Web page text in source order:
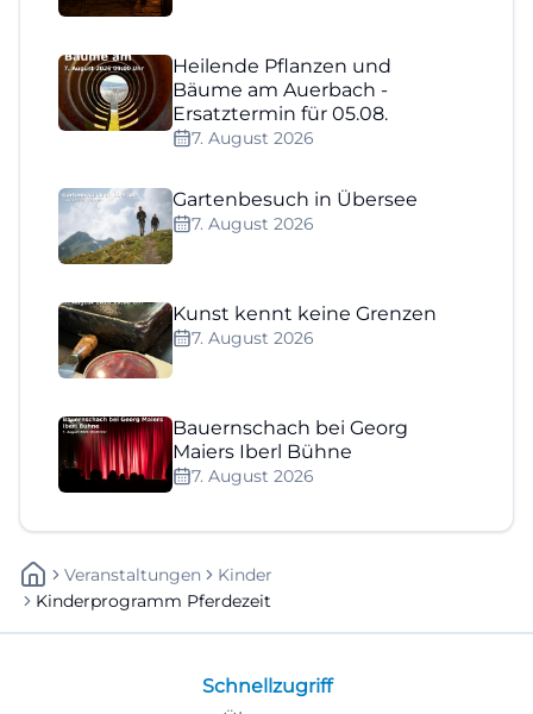
Heilende Pflanzen und
Bäume am Auerbach -
Ersatztermin für 05.08.
7. August 2026
Gartenbesuch in Übersee
7. August 2026
Kunst kennt keine Grenzen
7. August 2026
Bauernschach bei Georg
Maiers Iberl Bühne
7. August 2026
Veranstaltungen
Kinder
Kinderprogramm Pferdezeit
Schnellzugriff